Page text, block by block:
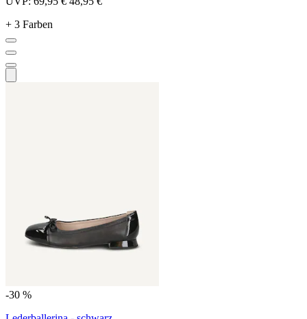
+ 3 Farben
-30 %